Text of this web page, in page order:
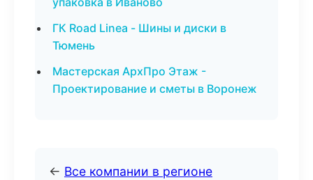
ГК Road Linea - Шины и диски в
Тюмень
Мастерская АрхПро Этаж -
Проектирование и сметы в Воронеж
← Все компании в регионе